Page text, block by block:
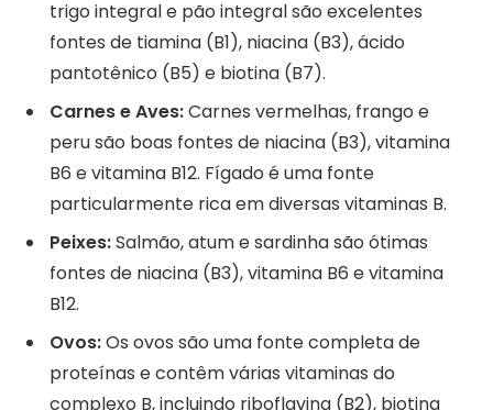
trigo integral e pão integral são excelentes
fontes de tiamina (B1), niacina (B3), ácido
pantotênico (B5) e biotina (B7).
Carnes e Aves:Carnes vermelhas, frango e
peru são boas fontes de niacina (B3), vitamina
B6 e vitamina B12. Fígado é uma fonte
particularmente rica em diversas vitaminas B.
Peixes:Salmão, atum e sardinha são ótimas
fontes de niacina (B3), vitamina B6 e vitamina
B12.
Ovos:Os ovos são uma fonte completa de
proteínas e contêm várias vitaminas do
complexo B, incluindo riboflavina (B2), biotina